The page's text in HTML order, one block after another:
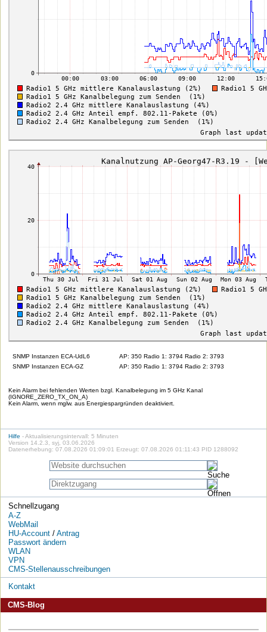
SNMP Instanzen ECA-UdL6
AP: 350 Radio 1: 3794 Radio 2: 3793
SNMP Instanzen ECA-GZ
AP: 350 Radio 1: 3794 Radio 2: 3793
Kein Alarm bei fehlenden Werten bzgl. Kanalbelegung im 5 GHz Kanal
(IGNORE_ZERO_TX_ON_A)
Kein Alarm, wenn mglw. aus Energiespargründen deaktiviert.
Hilfe - Aktualisierungsintervall: 5 Minuten
Version 14.2.3, syj, 03.06.2026
Datenerhebung: 07.08.2026 01:09:01 Erzeugt: 07.08.2026 01:11:43 PID 1288092
Schnellzugang
A-Z
WebMail
HU-Account/ Antrag
Passwort ändern
WLAN
VPN
CMS-Stellenausschreibungen
Kontakt
CMS-Blog